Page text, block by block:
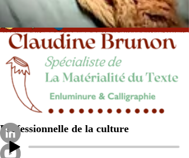
Professionnelle de la culture